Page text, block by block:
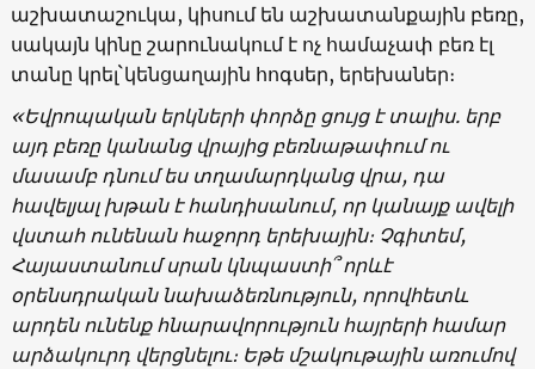
աշխատաշուկա, կիսում են աշխատանքային բեռը,
սակայն կինը շարունակում է ոչ համաչափ բեռ էլ
տանը կրել`կենցաղային հոգսեր, երեխաներ։
«Եվրոպական երկների փորձը ցույց է տալիս. երբ
այդ բեռը կանանց վրայից բեռնաթափում ու
մասամբ դնում ես տղամարդկանց վրա, դա
հավելյալ խթան է հանդիսանում, որ կանայք ավելի
վստահ ունենան հաջորդ երեխային։ Չգիտեմ,
Հայաստանում սրան կնպաստի՞ որևէ
օրենսդրական նախաձեռնություն, որովհետև
արդեն ունենք հնարավորություն հայրերի համար
արձակուրդ վերցնելու։ Եթե մշակութային առումով